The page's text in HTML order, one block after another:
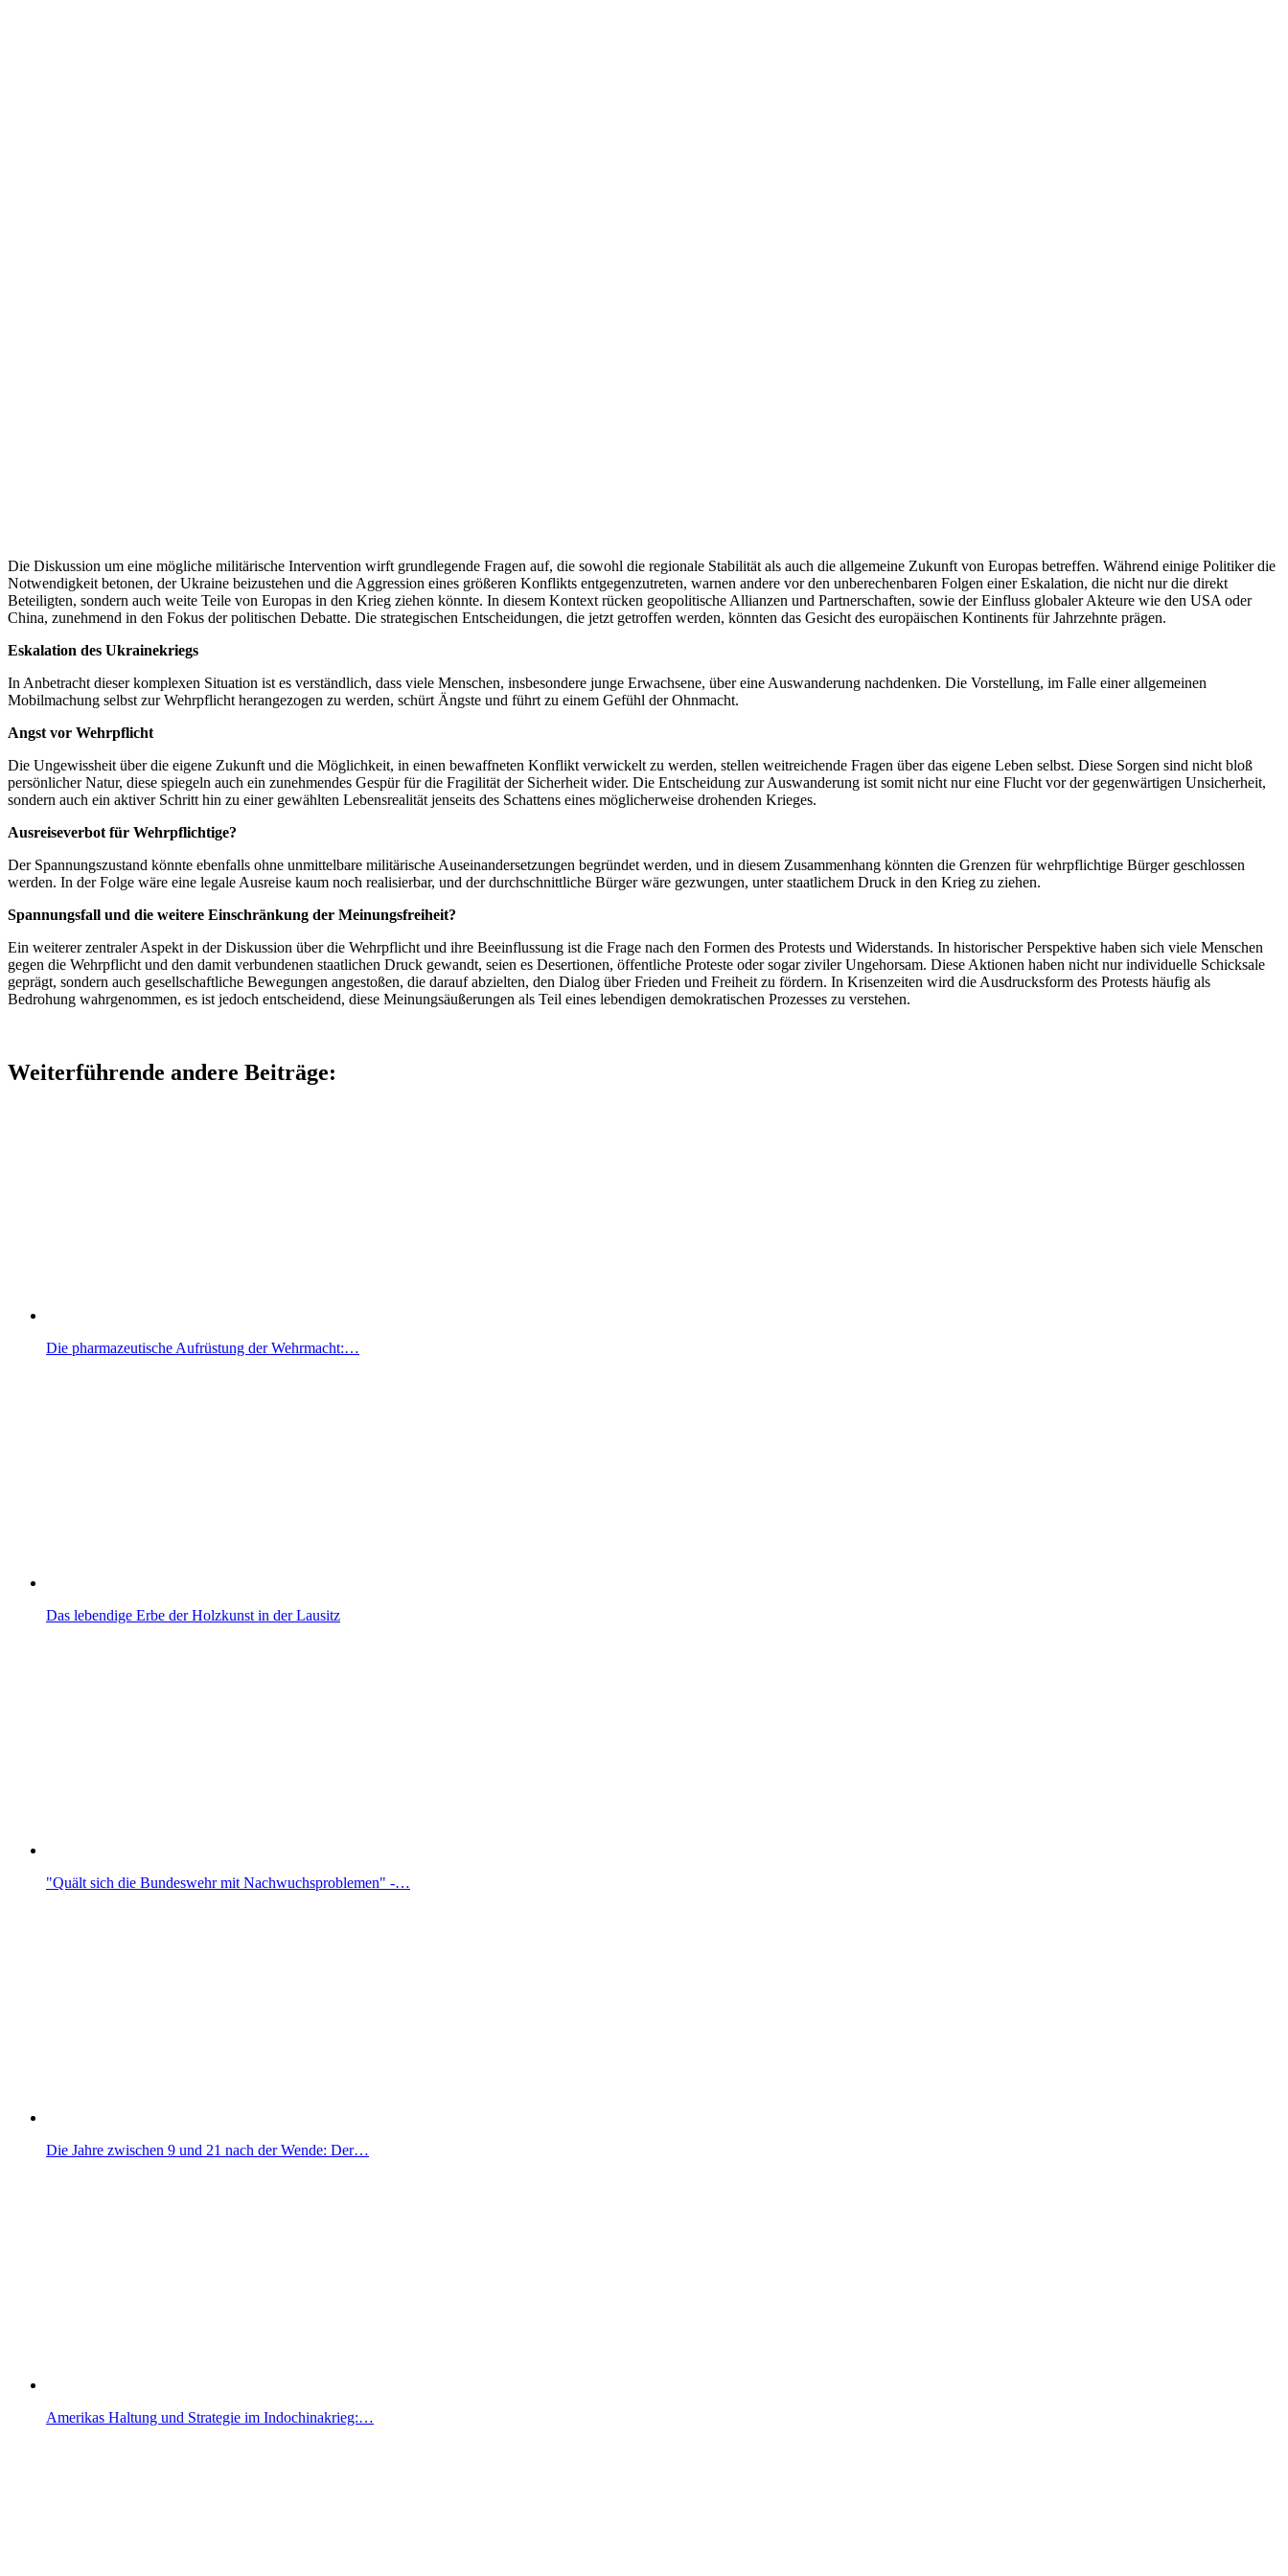
Die Diskussion um eine mögliche militärische Intervention wirft grundlegende Fragen auf, die sowohl die regionale Stabilität als auch die allgemeine Zukunft von Europas betreffen. Während einige Politiker die
Notwendigkeit betonen, der Ukraine beizustehen und die Aggression eines größeren Konflikts entgegenzutreten, warnen andere vor den unberechenbaren Folgen einer Eskalation, die nicht nur die direkt
Beteiligten, sondern auch weite Teile von Europas in den Krieg ziehen könnte. In diesem Kontext rücken geopolitische Allianzen und Partnerschaften, sowie der Einfluss globaler Akteure wie den USA oder
China, zunehmend in den Fokus der politischen Debatte. Die strategischen Entscheidungen, die jetzt getroffen werden, könnten das Gesicht des europäischen Kontinents für Jahrzehnte prägen.
Eskalation des Ukrainekriegs
In Anbetracht dieser komplexen Situation ist es verständlich, dass viele Menschen, insbesondere junge Erwachsene, über eine Auswanderung nachdenken. Die Vorstellung, im Falle einer allgemeinen
Mobilmachung selbst zur Wehrpflicht herangezogen zu werden, schürt Ängste und führt zu einem Gefühl der Ohnmacht.
Angst vor Wehrpflicht
Die Ungewissheit über die eigene Zukunft und die Möglichkeit, in einen bewaffneten Konflikt verwickelt zu werden, stellen weitreichende Fragen über das eigene Leben selbst. Diese Sorgen sind nicht bloß
persönlicher Natur, diese spiegeln auch ein zunehmendes Gespür für die Fragilität der Sicherheit wider. Die Entscheidung zur Auswanderung ist somit nicht nur eine Flucht vor der gegenwärtigen Unsicherheit,
sondern auch ein aktiver Schritt hin zu einer gewählten Lebensrealität jenseits des Schattens eines möglicherweise drohenden Krieges.
Ausreiseverbot für Wehrpflichtige?
Der Spannungszustand könnte ebenfalls ohne unmittelbare militärische Auseinandersetzungen begründet werden, und in diesem Zusammenhang könnten die Grenzen für wehrpflichtige Bürger geschlossen
werden. In der Folge wäre eine legale Ausreise kaum noch realisierbar, und der durchschnittliche Bürger wäre gezwungen, unter staatlichem Druck in den Krieg zu ziehen.
Spannungsfall und die weitere Einschränkung der Meinungsfreiheit?
Ein weiterer zentraler Aspekt in der Diskussion über die Wehrpflicht und ihre Beeinflussung ist die Frage nach den Formen des Protests und Widerstands. In historischer Perspektive haben sich viele Menschen
gegen die Wehrpflicht und den damit verbundenen staatlichen Druck gewandt, seien es Desertionen, öffentliche Proteste oder sogar ziviler Ungehorsam. Diese Aktionen haben nicht nur individuelle Schicksale
geprägt, sondern auch gesellschaftliche Bewegungen angestoßen, die darauf abzielten, den Dialog über Frieden und Freiheit zu fördern. In Krisenzeiten wird die Ausdrucksform des Protests häufig als
Bedrohung wahrgenommen, es ist jedoch entscheidend, diese Meinungsäußerungen als Teil eines lebendigen demokratischen Prozesses zu verstehen.
Weiterführende andere Beiträge:
Die pharmazeutische Aufrüstung der Wehrmacht:…
Das lebendige Erbe der Holzkunst in der Lausitz
"Quält sich die Bundeswehr mit Nachwuchsproblemen" -…
Die Jahre zwischen 9 und 21 nach der Wende: Der…
Amerikas Haltung und Strategie im Indochinakrieg:…